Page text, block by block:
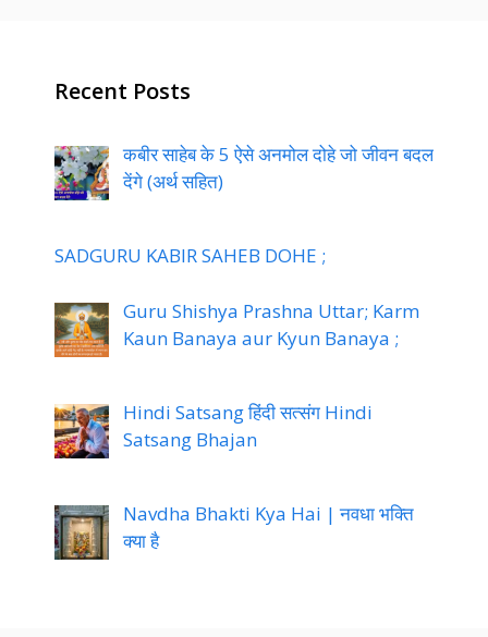
Recent Posts
कबीर साहेब के 5 ऐसे अनमोल दोहे जो जीवन बदल
देंगे (अर्थ सहित)
SADGURU KABIR SAHEB DOHE ;
Guru Shishya Prashna Uttar; Karm
Kaun Banaya aur Kyun Banaya ;
Hindi Satsang हिंदी सत्संग Hindi
Satsang Bhajan
Navdha Bhakti Kya Hai | नवधा भक्ति
क्या है